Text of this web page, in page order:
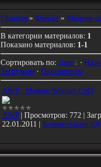
Главная » Файлы » Модели
В категории материалов: 1
Показано материалов: 1-1
Сортировать по: Дате ·
Загрузкам · Просмотрам
AWP - Modern Warfare CoD
AWP| Просмотров: 772 |
22.01.2011 | Комментарии (0)